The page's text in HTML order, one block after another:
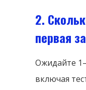
2.
первая
Ожидайте
включая